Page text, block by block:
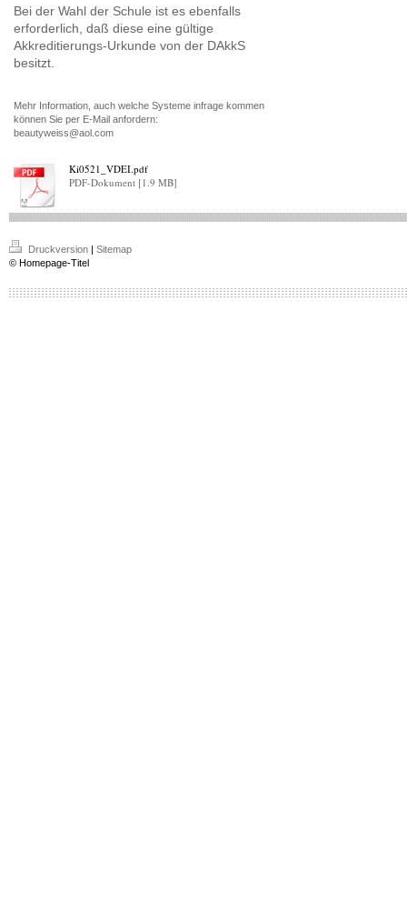
Bei der Wahl der Schule ist es ebenfalls
erforderlich, daß diese eine gültige
Akkreditierungs-Urkunde von der DAkkS
besitzt.
Mehr Information, auch welche Systeme infrage kommen
können Sie per E-Mail anfordern:
beautyweiss@aol.com
Ki0521_VDEI.pdf
PDF-Dokument [1.9 MB]
Druckversion | Sitemap
© Homepage-Titel